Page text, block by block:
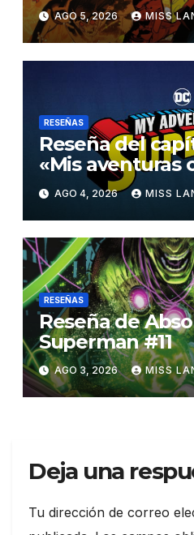
AGO 5, 2026 MISS
RESEÑAS
Reseña del
«Mis aventuras
Superman»
AGO 4, 2026 MISS
RESEÑAS
Reseña de
Superman #11
AGO 3, 2026 MISS
Deja una
Tu dirección de correo